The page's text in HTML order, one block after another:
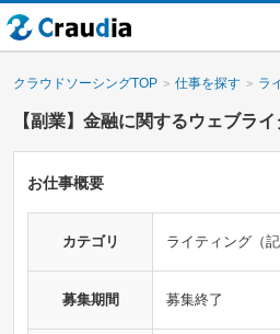
クラウドソーシングTOP 仕事を探す ラ
【副業】金融に関するウェブラ
お仕事概要
カテゴリ ライティング（
募集期間 募集終了